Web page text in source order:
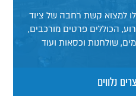
למצוא קשת רחבה של ציוד
הכוללים פרטים מורכבים,
שולחנות וכסאות ועוד
נלווים